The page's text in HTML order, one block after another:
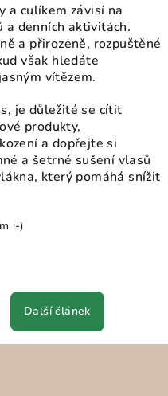
a culíkem závisí na
a denních aktivitách.
a přirozeně, rozpuštěné
však hledáte
vítězem.
je důležité se cítit
produkty,
a dopřejte si
a šetrné sušení vlasů
který pomáhá snížit
:-)
Další článek